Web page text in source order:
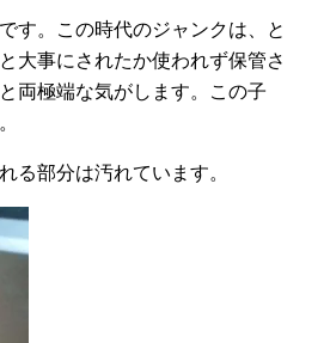
す。この時代のジャンクは、と
大事にされたか使われず保管さ
両極端な気がします。この子
る部分は汚れています。